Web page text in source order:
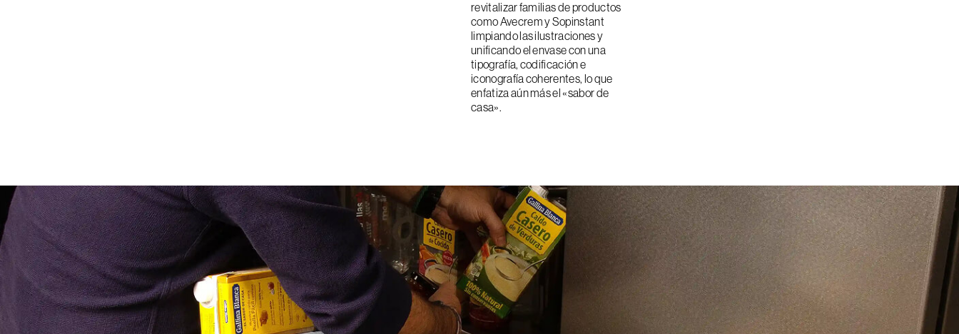
revitalizar familias de productos
como Avecrem y Sopinstant
limpiando las ilustraciones y
unificando el envase con una
tipografía, codificación e
iconografía coherentes, lo que
enfatiza aún más el «sabor de
casa».